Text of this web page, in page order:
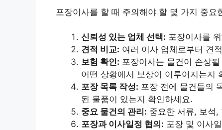
포장이사를 할 때 주의해야 할 몇 가지 중
신뢰성 있는 업체 선택: 포장이사를
견적 비교: 여러 이사 업체로부터 견
보험 확인: 포장이사는 물건이 손상
어떤 상황에서 보상이 이루어지는지
포장 목록 작성: 포장 전에 물건들의
된 물품이 있는지 확인하세요.
중요 물건의 관리: 중요한 서류, 보석,
포장과 이사일정 협의: 포장 및 이사